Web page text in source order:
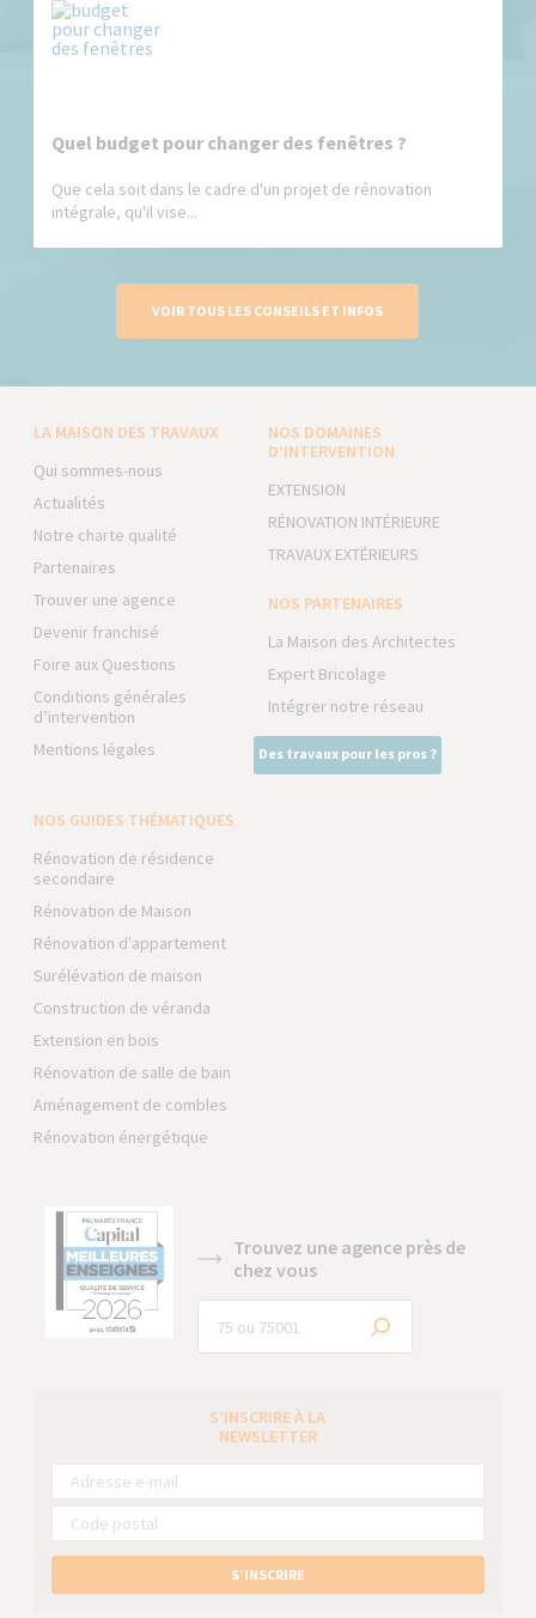
Quel budget pour changer des fenêtres ?
Que cela soit dans le cadre d'un projet de rénovation
intégrale, qu'il vise...
VOIR TOUS LES CONSEILS ET INFOS
LA MAISON DES TRAVAUX
Qui sommes-nous
Actualités
Notre charte qualité
Partenaires
Trouver une agence
Devenir franchisé
Foire aux Questions
Conditions générales
d’intervention
Mentions légales
NOS DOMAINES
D’INTERVENTION
EXTENSION
RÉNOVATION INTÉRIEURE
TRAVAUX EXTÉRIEURS
NOS PARTENAIRES
La Maison des Architectes
Expert Bricolage
Intégrer notre réseau
Des travaux pour les pros ?
NOS GUIDES THÉMATIQUES
Rénovation de résidence
secondaire
Rénovation de Maison
Rénovation d'appartement
Surélévation de maison
Construction de véranda
Extension en bois
Rénovation de salle de bain
Aménagement de combles
Rénovation énergétique
Trouvez une agence près de
chez vous
S’INSCRIRE À LA
NEWSLETTER
S’INSCRIRE